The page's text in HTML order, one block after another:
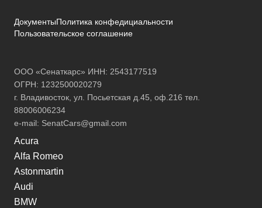
ДокументыПолитика конфедициальности
Пользовательское соглашение
ООО «Сенаткарс» ИНН: 2543177519
ОГРН: 1232500020279
г. Владивосток, ул. Посьетская д.45, оф.216 тел.
88006006234
e-mail: SenatCars@gmail.com
Acura
Alfa Romeo
Astonmartin
Audi
BMW